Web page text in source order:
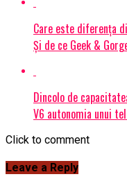
Care este diferența
Și de ce Geek &
Dincolo de
V6 autonomia unui
Click to comment
Leave a Reply